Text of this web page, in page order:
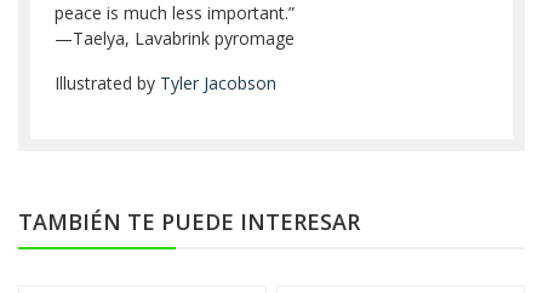
peace is much less important.”
—Taelya, Lavabrink pyromage
Illustrated by Tyler Jacobson
TAMBIÉN TE PUEDE INTERESAR